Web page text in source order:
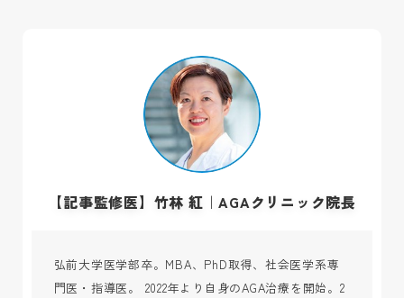
【記事監修医】竹林 紅｜AGAクリニック院長
弘前大学医学部卒。MBA、PhD取得、社会医学系専
門医・指導医。 2022年より自身のAGA治療を開始。2